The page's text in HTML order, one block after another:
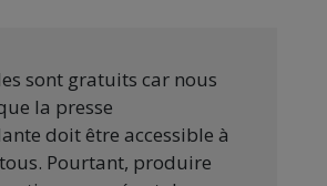
sont gratuits car nous
la presse
doit être accessible à
Pourtant, produire